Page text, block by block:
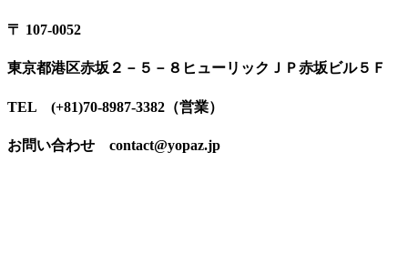
〒 107-0052
東京都港区赤坂２－５－８ヒューリックＪＰ赤坂ビル５Ｆ
TEL (+81)70-8987-3382（営業）
お問い合わせ contact@yopaz.jp